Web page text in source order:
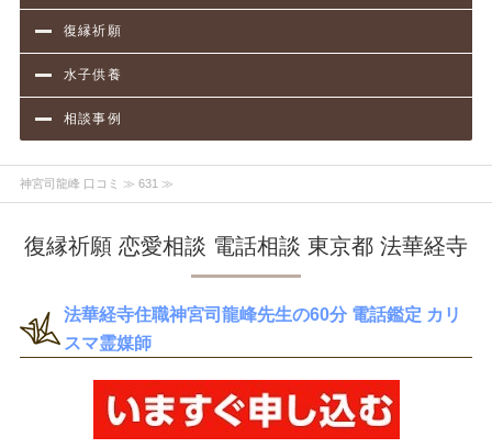
復縁祈願
水子供養
相談事例
神宮司龍峰 口コミ ≫ 631 ≫
復縁祈願 恋愛相談 電話相談 東京都 法華経寺
法華経寺住職神宮司龍峰先生の60分 電話鑑定 カリ
スマ霊媒師